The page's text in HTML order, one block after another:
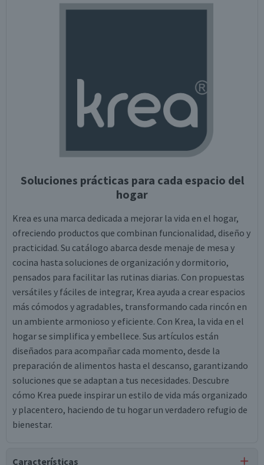
Soluciones prácticas para cada espacio del
hogar
Krea es una marca dedicada a mejorar la vida en el hogar,
ofreciendo productos que combinan funcionalidad, diseño y
practicidad. Su catálogo abarca desde menaje de mesa y
cocina hasta soluciones de organización y dormitorio,
pensados para facilitar las rutinas diarias. Con propuestas
versátiles y fáciles de integrar, Krea ayuda a crear espacios
más cómodos y agradables, transformando cada rincón en
un ambiente armonioso y eficiente. Con Krea, la vida en el
hogar se simplifica y embellece. Sus artículos están
diseñados para acompañar cada momento, desde la
preparación de alimentos hasta el descanso, garantizando
soluciones que se adaptan a tus necesidades. Descubre
cómo Krea puede inspirar un estilo de vida más organizado
y placentero, haciendo de tu hogar un verdadero refugio de
bienestar.
Características